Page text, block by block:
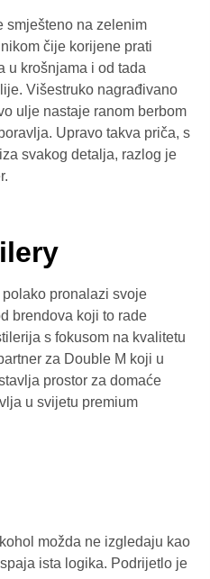
smješteno na zelenim
čije korijene prati
u krošnjama i od tada
Višestruko nagrađivano
ulje nastaje ranom berbom
Upravo takva priča, s
svakog detalja, razlog je
pronalazi svoje
brendova koji to rade
s fokusom na kvalitetu
za Double M koji u
prostor za domaće
u svijetu premium
možda ne izgledaju kao
ista logika. Podrijetlo je